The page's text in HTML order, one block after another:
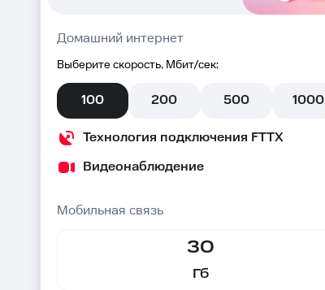
Домашний интернет
Выберите скорость, Мбит/сек:
100 200 500 1000
Технология подключения FTTX
Видеонаблюдение
Мобильная связь
30
Гб